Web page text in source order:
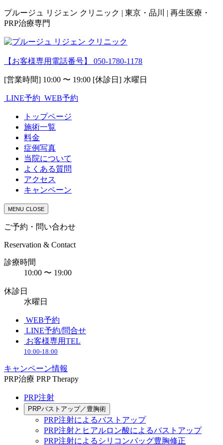
プルージュ リジェン クリニック | 東京・品川 | 再生医療・
PRP治療専門
【お客様専用電話番号】 050-1780-1178
[営業時間] 10:00 〜 19:00 [休診日] 水曜日
LINE予約 WEB予約
トップページ
施術一覧
料金
症例写真
当院について
よくある質問
アクセス
キャンペーン
MENU CLOSE
ご予約・問い合わせ
Reservation & Contact
診療時間
10:00 〜 19:00
休診日
水曜日
WEB予約
LINE予約/問合せ
お客様専用TEL
10:00-18:00
キャンペーン情報
PRP治療 PRP Therapy
PRP注射
PRPバストアップ／豊胸術
PRP注射によるバストアップ
PRP注射とヒアルロン酸によるバストアップ
PRP注射によるシリコンバッグ豊胸修正